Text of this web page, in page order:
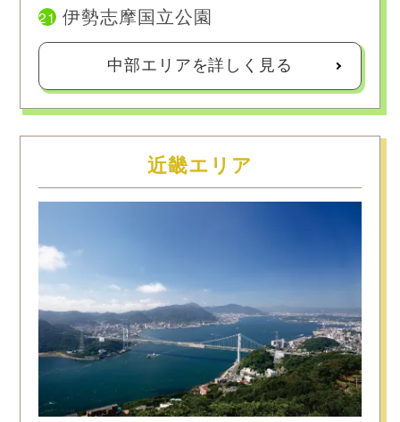
21 伊勢志摩国立公園
中部エリアを詳しく見る
近畿エリア